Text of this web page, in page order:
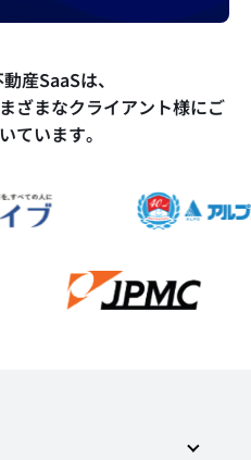
産SaaSは、
ざまなクライアント様にご
ています。